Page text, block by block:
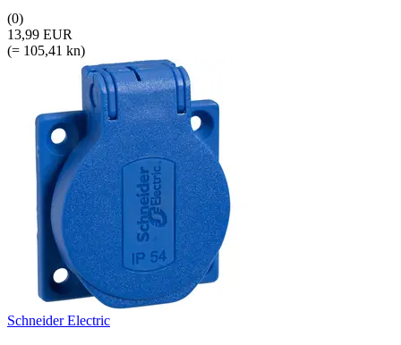
(0)
13,99 EUR
(= 105,41 kn)
Schneider Electric